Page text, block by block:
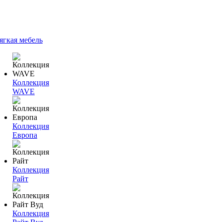
мебель
Коллекция
WAVE
Коллекция
Европа
Коллекция
Райт
Коллекция